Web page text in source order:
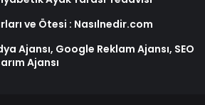
ve Ötesi : Nasılnedir.com
Ajansı, Google Reklam Ajansı, SEO
Ajansı